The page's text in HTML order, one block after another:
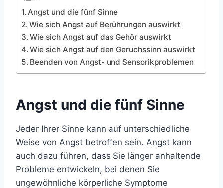
Angst und die fünf Sinne
Wie sich Angst auf Berührungen auswirkt
Wie sich Angst auf das Gehör auswirkt
Wie sich Angst auf den Geruchssinn auswirkt
Beenden von Angst- und Sensorikproblemen
Angst und die fünf Sinne
Jeder Ihrer Sinne kann auf unterschiedliche
Weise von Angst betroffen sein. Angst kann
auch dazu führen, dass Sie länger anhaltende
Probleme entwickeln, bei denen Sie
ungewöhnliche körperliche Symptome